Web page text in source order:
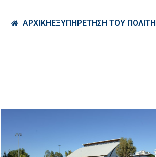
ΑΡΧΙΚΗΕΞΥΠΗΡΕΤΗΣΗ ΤΟΥ ΠΟΛΙΤΗ